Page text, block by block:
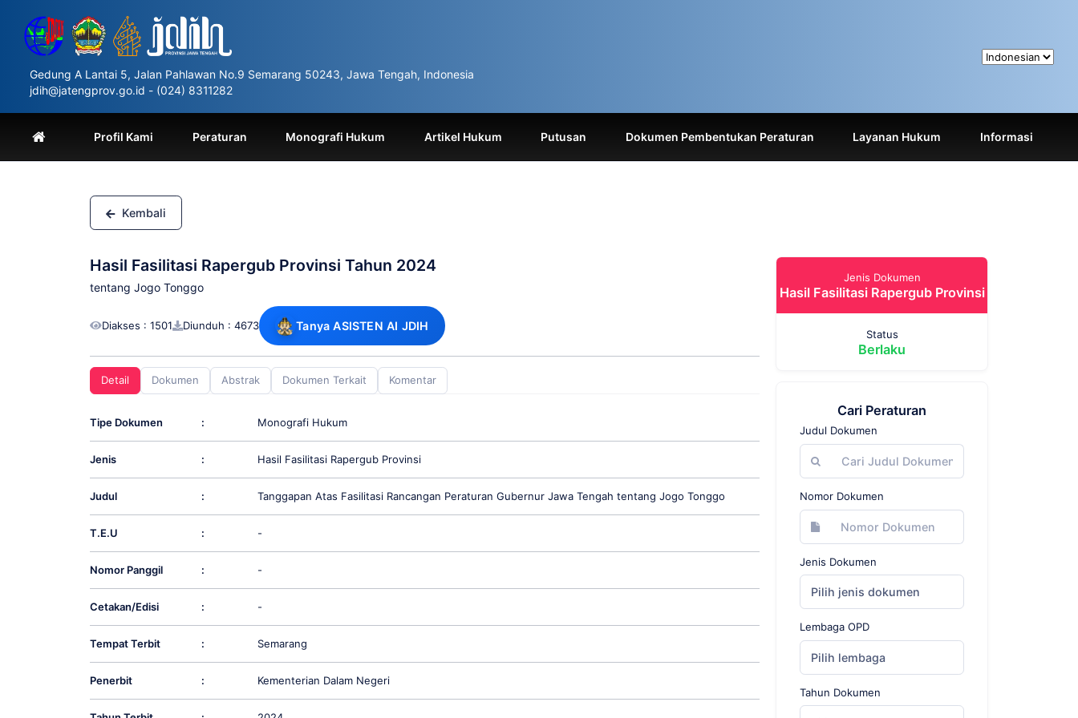
website
includes
accessibility
system.
Control-
F11
Gedung A Lantai 5, Jalan Pahlawan No.9 Semarang 50243, Jawa Tengah, Indonesia
jdih@jatengprov.go.id - (024) 8311282
Profil Kami Peraturan Monografi Hukum Artikel Hukum Putusan Dokumen Pembentukan Peraturan Layanan Hukum Informasi
Kembali
Hasil Fasilitasi Rapergub Provinsi Tahun 2024
tentang Jogo Tonggo
Diakses : 1501 Diunduh : 4673 Tanya ASISTEN AI JDIH
Detail Dokumen Abstrak Dokumen Terkait Komentar
Tipe Dokumen : Monografi Hukum
Jenis : Hasil Fasilitasi Rapergub Provinsi
Judul : Tanggapan Atas Fasilitasi Rancangan Peraturan Gubernur Jawa Tengah tentang Jogo Tonggo
T.E.U : -
Nomor Panggil : -
Cetakan/Edisi : -
Tempat Terbit : Semarang
Penerbit : Kementerian Dalam Negeri
Jenis Dokumen
Hasil Fasilitasi Rapergub Provinsi
Status
Berlaku
Cari Peraturan
Judul Dokumen
Nomor Dokumen
Jenis Dokumen
Pilih jenis dokumen
Lembaga OPD
Pilih lembaga
Tahun Dokumen